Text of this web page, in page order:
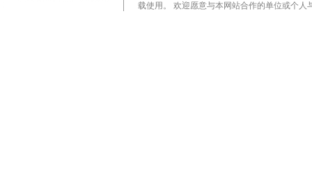
载使用。 欢迎愿意与本网站合作的单位或个人